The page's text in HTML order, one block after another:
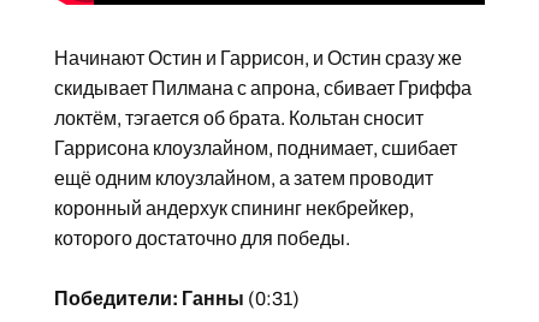
Начинают Остин и Гаррисон, и Остин сразу же
скидывает Пилмана с апрона, сбивает Гриффа
локтём, тэгается об брата. Кольтан сносит
Гаррисона клоузлайном, поднимает, сшибает
ещё одним клоузлайном, а затем проводит
коронный андерхук спининг некбрейкер,
которого достаточно для победы.
Победители: Ганны (0:31)